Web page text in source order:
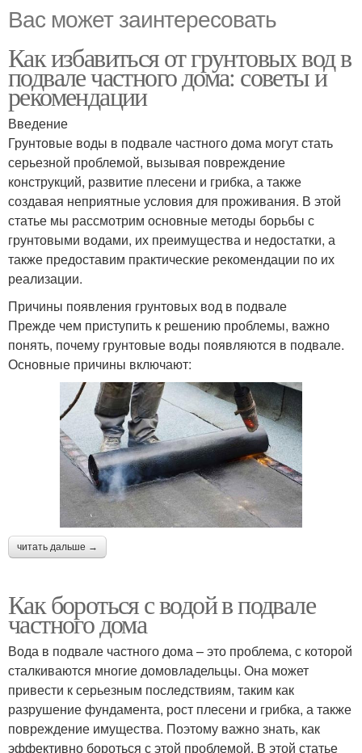
Вас может заинтересовать
Как избавиться от грунтовых вод в
подвале частного дома: советы и
рекомендации
Введение
Грунтовые воды в подвале частного дома могут стать
серьезной проблемой, вызывая повреждение
конструкций, развитие плесени и грибка, а также
создавая неприятные условия для проживания. В этой
статье мы рассмотрим основные методы борьбы с
грунтовыми водами, их преимущества и недостатки, а
также предоставим практические рекомендации по их
реализации.
Причины появления грунтовых вод в подвале
Прежде чем приступить к решению проблемы, важно
понять, почему грунтовые воды появляются в подвале.
Основные причины включают:
читать дальше →
Как бороться с водой в подвале
частного дома
Вода в подвале частного дома – это проблема, с которой
сталкиваются многие домовладельцы. Она может
привести к серьезным последствиям, таким как
разрушение фундамента, рост плесени и грибка, а также
повреждение имущества. Поэтому важно знать, как
эффективно бороться с этой проблемой. В этой статье